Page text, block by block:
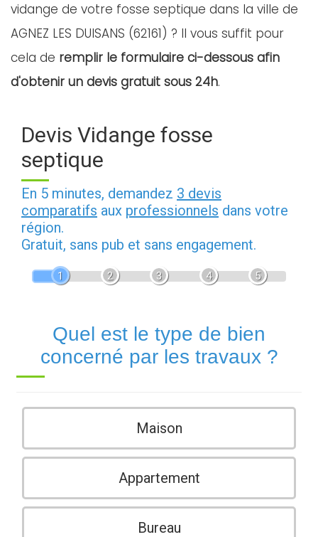
vidange de votre fosse septique dans la ville de
AGNEZ LES DUISANS (62161) ? Il vous suffit pour
cela de remplir le formulaire ci-dessous afin
d'obtenir un devis gratuit sous 24h.
Devis Vidange fosse
septique
En 5 minutes, demandez 3 devis
comparatifs aux professionnels dans votre
région.
Gratuit, sans pub et sans engagement.
1 2 3 4 5
Quel est le type de bien
concerné par les travaux ?
Maison
Appartement
Bureau